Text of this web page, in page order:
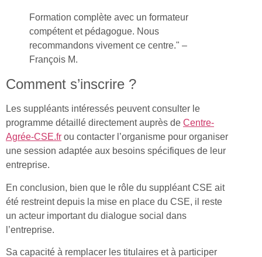
Formation complète avec un formateur
compétent et pédagogue. Nous
recommandons vivement ce centre." –
François M.
Comment s’inscrire ?
Les suppléants intéressés peuvent consulter le
programme détaillé directement auprès de Centre-
Agrée-CSE.fr ou contacter l’organisme pour organiser
une session adaptée aux besoins spécifiques de leur
entreprise.
En conclusion, bien que le rôle du suppléant CSE ait
été restreint depuis la mise en place du CSE, il reste
un acteur important du dialogue social dans
l’entreprise.
Sa capacité à remplacer les titulaires et à participer